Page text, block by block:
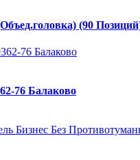
(90
76 Балаково